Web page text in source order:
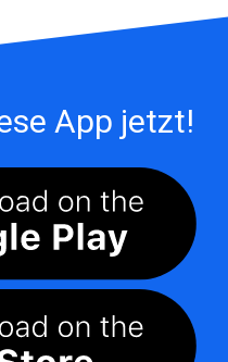
App jetzt!